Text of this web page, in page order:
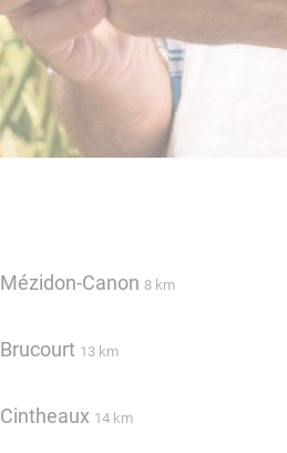
Mézidon-Canon 8 km
Brucourt 13 km
Cintheaux 14 km